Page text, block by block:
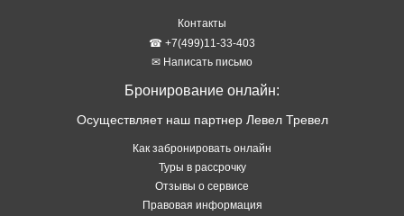
Контакты
☎ +7(499)11-33-403
✉ Написать письмо
Бронирование онлайн:
Осуществляет наш партнер Левел Тревел
Как забронировать онлайн
Туры в рассрочку
Отзывы о сервисе
Правовая информация